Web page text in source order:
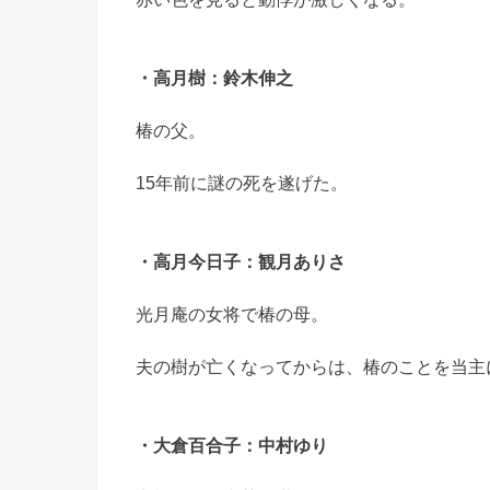
・高月樹：鈴木伸之
椿の父。
15年前に謎の死を遂げた。
・高月今日子：観月ありさ
光月庵の女将で椿の母。
夫の樹が亡くなってからは、椿のことを当主
・大倉百合子：中村ゆり